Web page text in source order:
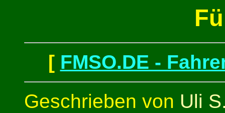
[ FMSO.DE -
Geschrieben von Uli